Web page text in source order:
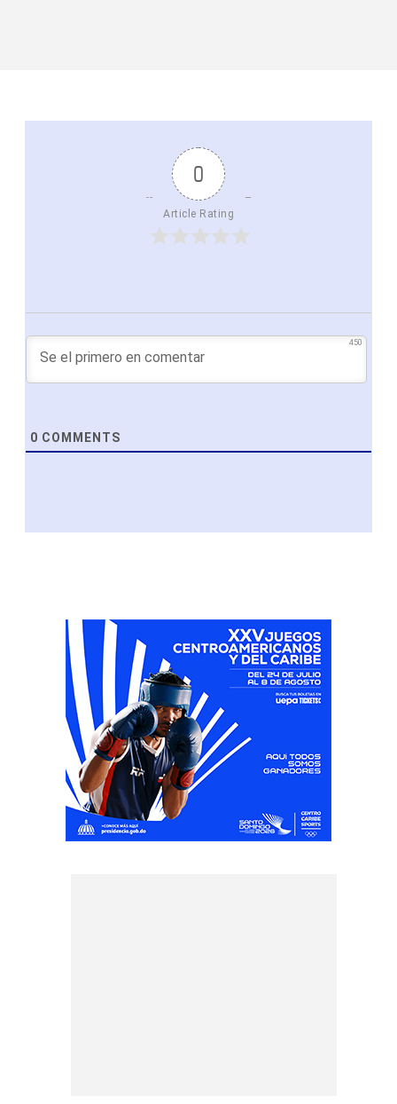
0
Article Rating
450
0 COMMENTS